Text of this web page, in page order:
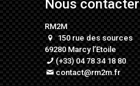
Nous contacter
RM2M
150 rue des sources
69280 Marcy l’Etoile
(+33) 04 78 34 18 80
contact@rm2m.fr